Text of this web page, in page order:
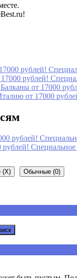
рублей!
рублей!
от 17000
от 17000
рублей!
(X) Обычные (0)